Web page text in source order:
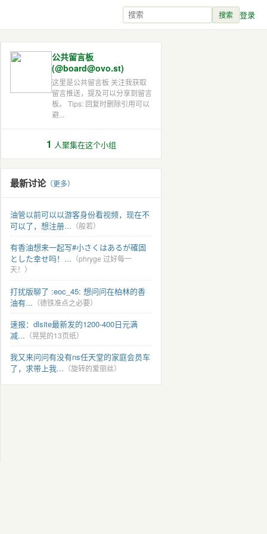
搜索 登录
公共留言板
(@board@ovo.st)
这里是公共留言板 关注我获取
留言推送，提及可以分享到留言
板。 Tips: 回复时删除引用可以
避...
1 人聚集在这个小组
最新讨论（更多）
油管以前可以以游客身份看视频，现在不
可以了，想注册... （般若）
有香油想来一起写#小さくはあるが確固
とした幸せ吗！... （phryge 过好每一
天！）
打扰版聊了 :eoc_45: 想问问在柏林的香
油有... （德铁准点之必要）
速报：dlsite最新发的1200-400日元满
减... （晃晃的13页纸）
我又来问问有没有ns任天堂的家庭会员车
了，求带上我... （旋转的爱丽丝）